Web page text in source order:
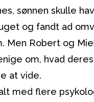
sønnen skulle
og fandt ad
Men Robert og
om, hvad
at vide.
med flere